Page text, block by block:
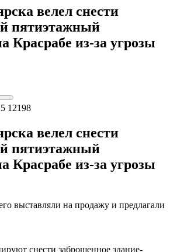
велел снести
пятиэтажный
Красрабе из-за угрозы
12198
велел снести
пятиэтажный
Красрабе из-за угрозы
выставляли на продажу и предлагали
снести заброшенное здание-